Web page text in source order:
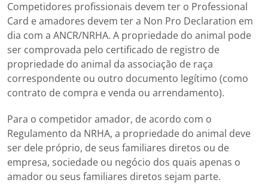
Competidores profissionais devem ter o Professional
Card e amadores devem ter a Non Pro Declaration em
dia com a ANCR/NRHA. A propriedade do animal pode
ser comprovada pelo certificado de registro de
propriedade do animal da associação de raça
correspondente ou outro documento legítimo (como
contrato de compra e venda ou arrendamento).
Para o competidor amador, de acordo com o
Regulamento da NRHA, a propriedade do animal deve
ser dele próprio, de seus familiares diretos ou de
empresa, sociedade ou negócio dos quais apenas o
amador ou seus familiares diretos sejam parte.